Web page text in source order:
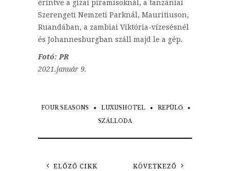
érintve a gízai piramisoknál, a tanzániai
Szerengeti Nemzeti Parknál, Mauritiuson,
Ruandában, a zambiai Viktória-vízesésnél
és Johannesburgban száll majd le a gép.
Fotó: PR
2021.január 9.
FOUR SEASONS LUXUSHOTEL
REPÜLŐ
SZÁLLODA
ELŐZŐ CIKK
KÖVETKEZŐ